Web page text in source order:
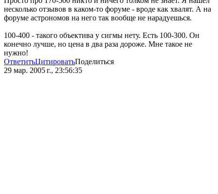
несколько отзывов в каком-то форуме - вроде как хвалят. А на
форуме астрономов на него так вообще не нарадуешься.
100-400 - такого объектива у сигмы нету. Есть 100-300. Он
конечно лучше, но цена в два раза дороже. Мне такое не
нужно!
ОтветитьЦитироватьПоделиться
29 мар. 2005 г., 23:56:35